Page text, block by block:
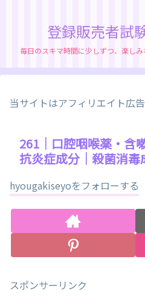
登録販売者試
毎日のスキマ時間に少しずつ、楽しみ
当サイトはアフィリエイト広
261｜口腔咽喉薬・含
抗炎症成分｜殺菌消毒
hyougakiseyoをフォローする
スポンサーリンク